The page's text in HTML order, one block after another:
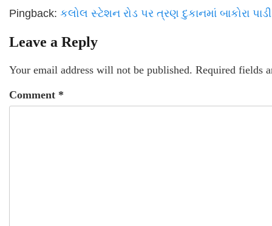
Pingback: કલોલ સ્ટેશન રોડ પર ત્રણ દુકાનમાં બાકોરા
Leave a Reply
Your email address will not be published. Required fields
Comment *